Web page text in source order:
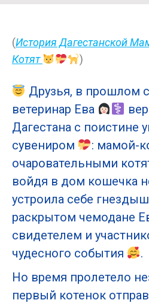
(История Дагестанской
Котят
)
Друзья, в прошлом
ветеринар Ева
Дагестана с поистине
сувениром
: мамой-
очаровательными
войдя в дом кошечка
устроила себе
раскрытом чемодане
свидетелем и
чудесного события
.
Но время пролетело
первый котенок